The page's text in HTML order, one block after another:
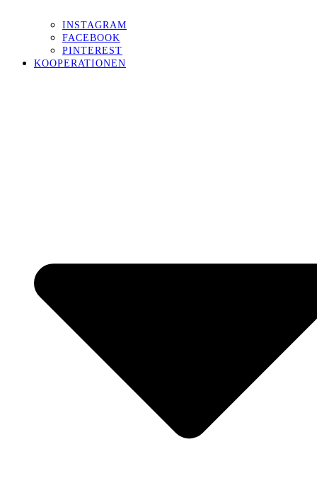
INSTAGRAM
FACEBOOK
PINTEREST
KOOPERATIONEN